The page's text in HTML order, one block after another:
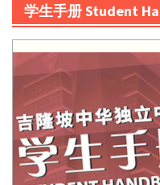
学生手册 Student